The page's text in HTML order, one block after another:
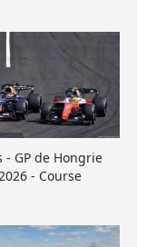
- GP de Hongrie
- Course